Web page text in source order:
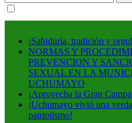
¡Sabiduría, tradición y
NORMAS Y
PREVENCION Y
SEXUAL EN LA
UCHUMAYO
¡Aprovecha la Gran
¡Uchumayo vivió una
patriotismo!